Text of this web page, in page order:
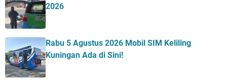
2026
Rabu 5 Agustus 2026 Mobil SIM Keliling
Kuningan Ada di Sini!